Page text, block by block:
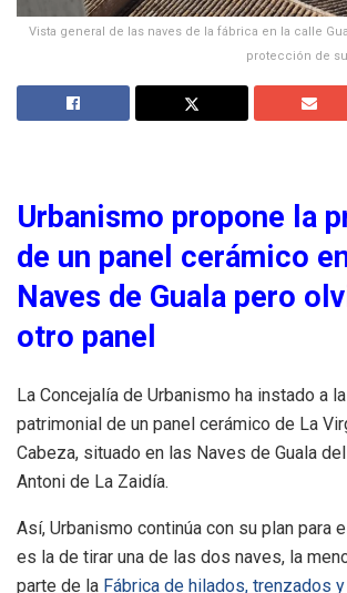
Vista general de las naves de la fábrica en la calle
protección de
Urbanismo propone la
de un panel cerámico
Naves de Guala pero
otro panel
La Concejalía de Urbanismo ha instado a
patrimonial de un panel cerámico de La
Cabeza, situado en las Naves de Guala
Antoni de La Zaidía.
Así, Urbanismo continúa con su plan para
es la de tirar una de las dos naves, la
parte de la Fábrica de hilados, trenzados